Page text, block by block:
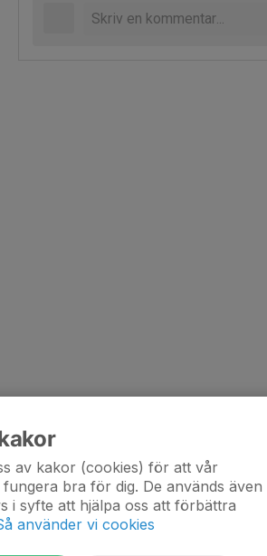
av kakor (cookies) för att vår
bra för dig. De används även
i syfte att hjälpa oss att förbättra
använder vi cookies